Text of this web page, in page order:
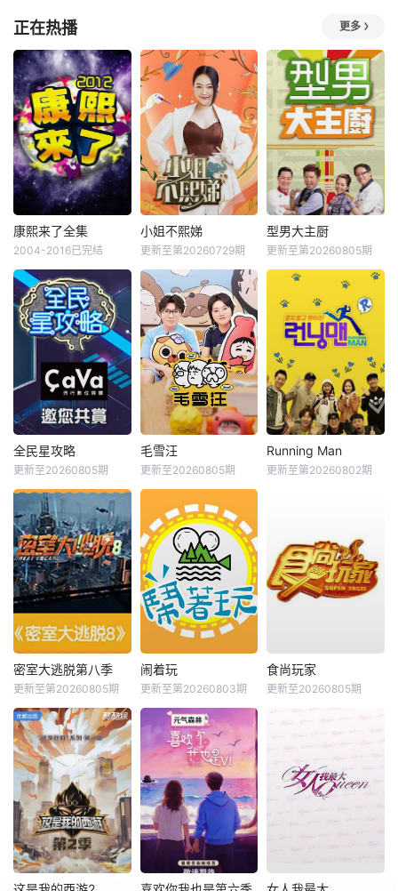
正在热播 更多
康熙来了全集
2004-2016已完结
小姐不熙娣
更新至第20260729期
型男大主厨
更新至第20260805期
全民星攻略
更新至20260805期
毛雪汪
更新至20260805期
Running Man
更新至第20260802期
密室大逃脱第八季
更新至第20260805期
闹着玩
更新至第20260803期
食尚玩家
更新至20260805期